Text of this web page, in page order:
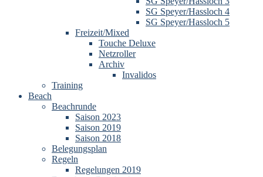
SG Speyer/Hassloch 4
SG Speyer/Hassloch 5
Freizeit/Mixed
Touche Deluxe
Netzroller
Archiv
Invalidos
Training
Beach
Beachrunde
Saison 2023
Saison 2019
Saison 2018
Belegungsplan
Regeln
Regelungen 2019